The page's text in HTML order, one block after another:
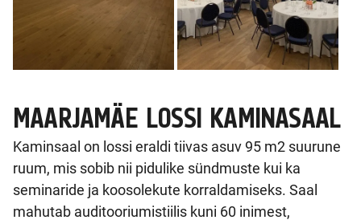
MAARJAMÄE LOSSI KAMINASAAL
Kaminsaal on lossi eraldi tiivas asuv 95 m2 suurune
ruum, mis sobib nii pidulike sündmuste kui ka
seminaride ja koosolekute korraldamiseks. Saal
mahutab auditooriumistiilis kuni 60 inimest,